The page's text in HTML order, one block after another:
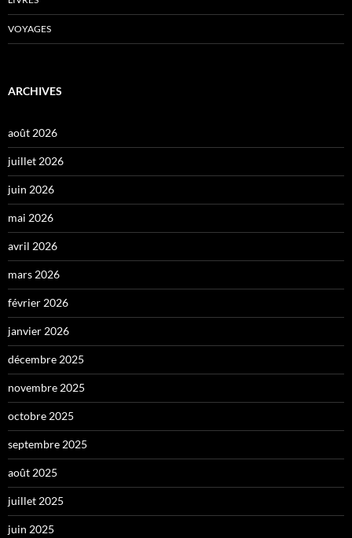
VOYAGES
ARCHIVES
août 2026
juillet 2026
juin 2026
mai 2026
avril 2026
mars 2026
février 2026
janvier 2026
décembre 2025
novembre 2025
octobre 2025
septembre 2025
août 2025
juillet 2025
juin 2025